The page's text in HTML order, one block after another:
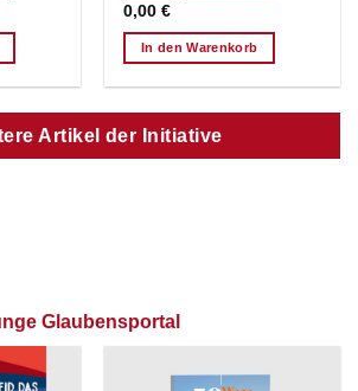
0,00€
In den Warenkorb
Artikel der Initiative
Glaubensportal